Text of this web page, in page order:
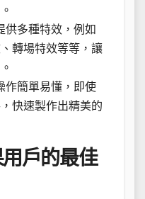
供多種特效，例如
轉場特效等等，讓
作簡單易懂，即使
快速製作出精美的
戶的最佳